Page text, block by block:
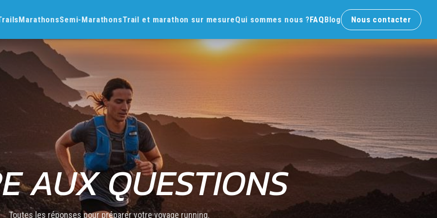
MarathonsSemi-MarathonsTrail et marathon sur mesureQui sommes nous ?FAQBlog Nous contacter
AUX QUESTIONS
Toutes les réponses pour préparer votre voyage running.